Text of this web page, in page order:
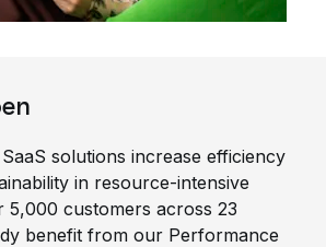
solutions increase efficiency
in resource-intensive
5,000 customers across 23
benefit from our Performance